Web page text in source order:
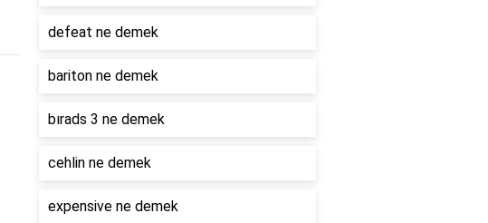
defeat ne demek
bariton ne demek
bırads 3 ne demek
cehlin ne demek
expensive ne demek